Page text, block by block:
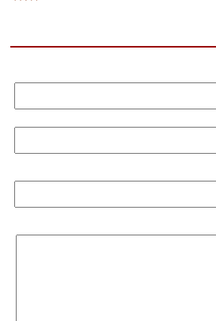
سيارات